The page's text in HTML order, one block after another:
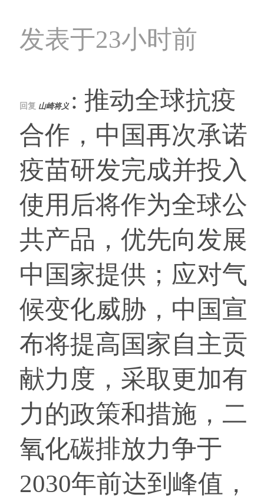
发表于23小时前
回复 山崎将义 : 推动全球抗疫
合作，中国再次承诺
疫苗研发完成并投入
使用后将作为全球公
共产品，优先向发展
中国家提供；应对气
候变化威胁，中国宣
布将提高国家自主贡
献力度，采取更加有
力的政策和措施，二
氧化碳排放力争于
2030年前达到峰值，